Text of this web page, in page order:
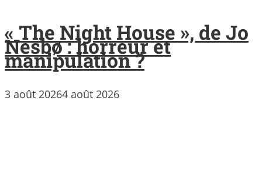
« The Night House », de Jo
Nesbø : horreur et
manipulation ?
3 août 20264 août 2026